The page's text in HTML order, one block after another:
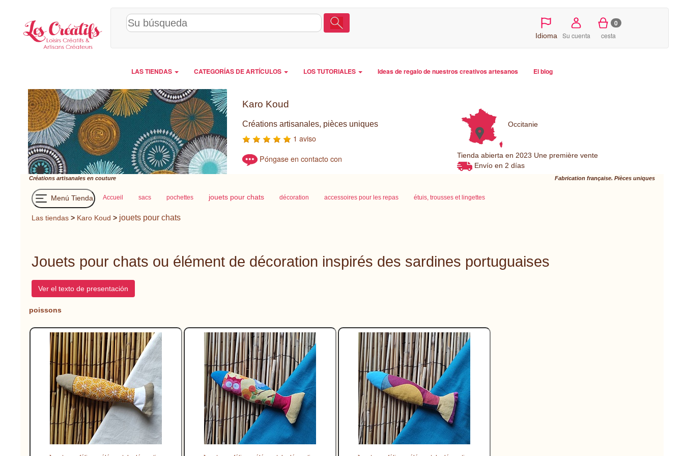
Idioma Su cuenta
0
cesta
LAS TIENDAS CATEGORÍAS DE ARTÍCULOS LOS TUTORIALES Ideas de regalo de nuestros creativos artesanos El blog
Karo Koud
Créations artisanales, pièces uniques
1 aviso
Póngase en contacto con
Occitanie
Tienda abierta en 2023 Une première vente
Envío en 2 días
Créations artisanales en couture Fabrication française. Pièces uniques
Menú Tienda Accueil sacs pochettes jouets pour chats décoration accessoires pour les repas étuis, trousses et lingettes
Las tiendas > Karo Koud > jouets pour chats
Jouets pour chats ou élément de décoration inspirés des sardines portuguaises
Ver el texto de presentación
poissons